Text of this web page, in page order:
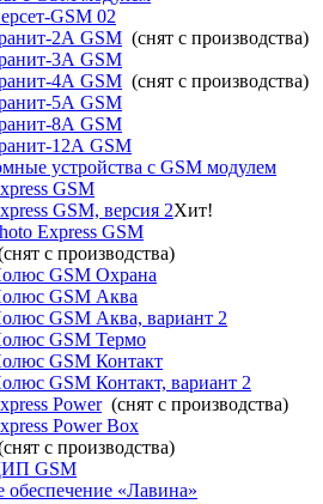
GSM 02
2А GSM (снят с производства)
3А GSM
4А GSM (снят с производства)
5А GSM
8А GSM
12А GSM
устройства с GSM модулем
GSM
GSM, версия 2Хит!
Express GSM
с производства)
GSM Охрана
GSM Аква
GSM Аква, вариант 2
GSM Термо
GSM Контакт
GSM Контакт, вариант 2
Power(снят с производства)
Power Box
с производства)
GSM
«Лавина»